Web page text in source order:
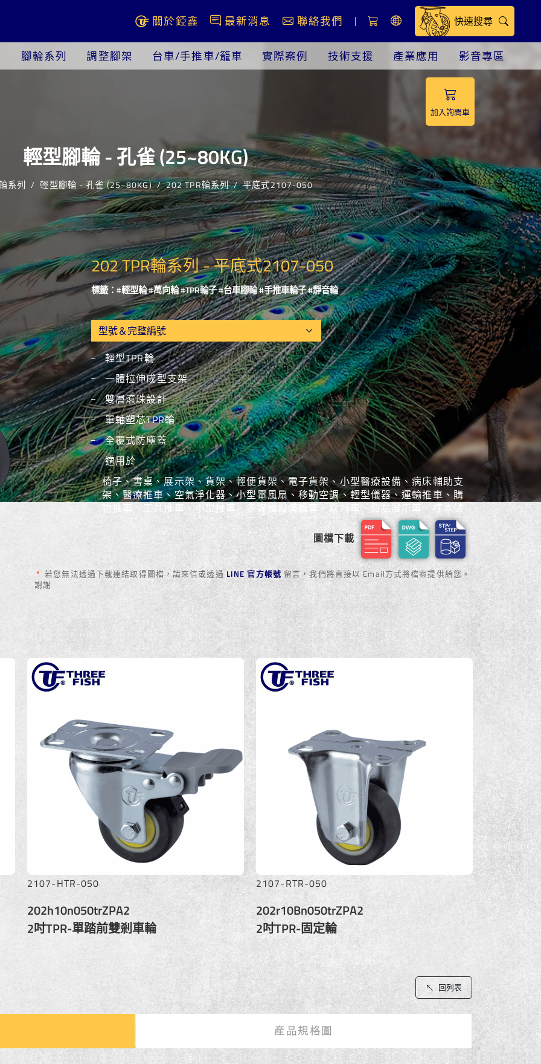
關於錏鑫 最新消息 聯絡我們 快速搜尋
腳輪系列 調整腳架 台車/手推車/籠車 實際案例 技術支援 產業應用 影音專區
輕型腳輪 - 孔雀 (25~80KG)
系列 輕型腳輪 - 孔雀 (25~80KG) 202 TPR輪系列 平底式2107-050
加入詢問車
202 TPR輪系列 - 平底式2107-050
標籤：#輕型輪 #萬向輪 #TPR輪子 #台車腳輪 #手推車輪子 #靜音輪
輕型TPR輪
一體拉伸成型支架
雙層滾珠設計
單軸塑芯TPR輪
全覆式防塵蓋
適用於
椅子、書桌、展示架、貨架、輕便貨架、電子貨架、小型醫療設備、病床輔助支
架、醫療推車、空氣淨化器、小型電風扇、移動空調、輕型儀器、運輸推車、購
物推車、工具推車、小型推車、多媒體設備推車、飲料車、甜點展示車、樣本儲
物架、移動花盆架、白板支架、氮氣櫃、伺服器機櫃、散熱機櫃、電源供應系統
﹡以實際產品為主，訂購請洽業務專員
圖檔下載
* 若您無法透過下載連結取得圖檔，請來信或透過 LINE 官方帳號 留言，我們將直接以 Email方式將檔案提供給您。
謝謝
2107-HTR-050
202h10n050trZPA2
2吋TPR-單踏前雙剎車輪
2107-RTR-050
202r10Bn050trZPA2
2吋TPR-固定輪
回列表
產品規格圖